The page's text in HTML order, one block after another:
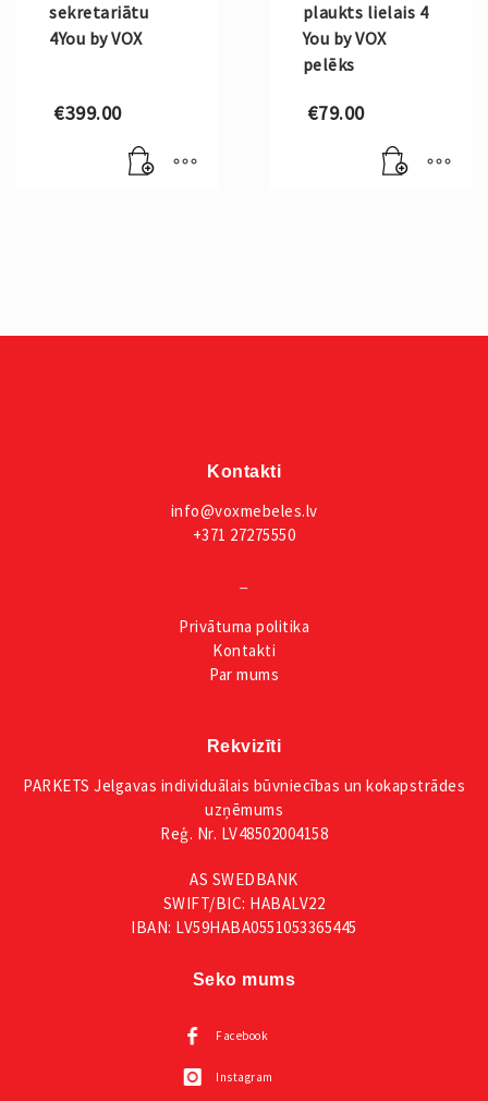
sekretariātu
4You by VOX
€399.00
plaukts lielais 4
You by VOX
pelēks
€79.00
Kontakti
info@voxmebeles.lv
+371 27275550
Privātuma politika
Kontakti
Par mums
Rekvizīti
PARKETS Jelgavas individuālais būvniecības un kokapstrādes
uzņēmums
Reģ. Nr. LV48502004158
AS SWEDBANK
SWIFT/BIC: HABALV22
IBAN: LV59HABA0551053365445
Seko mums
Facebook
Instagram